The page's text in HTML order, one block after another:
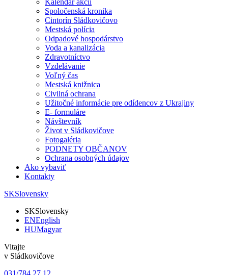
Kalendár akcií
Spoločenská kronika
Cintorín Sládkovičovo
Mestská polícia
Odpadové hospodárstvo
Voda a kanalizácia
Zdravotníctvo
Vzdelávanie
Voľný čas
Mestská knižnica
Civilná ochrana
Užitočné informácie pre odídencov z Ukrajiny
E- formuláre
Návštevník
Život v Sládkovičove
Fotogaléria
PODNETY OBČANOV
Ochrana osobných údajov
Ako vybaviť
Kontakty
SKSlovensky
SKSlovensky
ENEnglish
HUMagyar
Vitajte
v Sládkovičove
031/784 27 12